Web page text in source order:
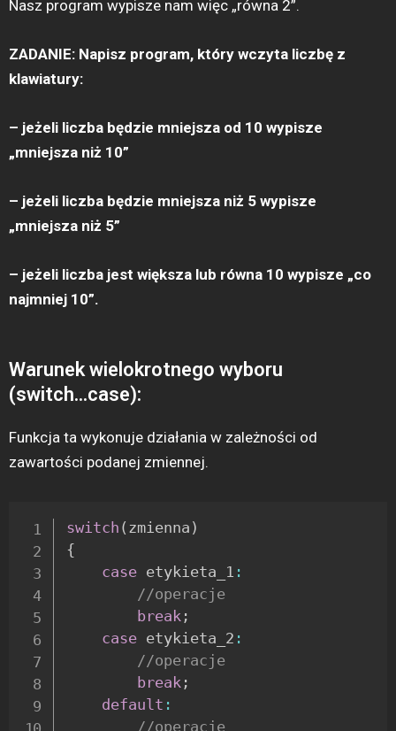
Nasz program wypisze nam więc „równa 2”.
ZADANIE: Napisz program, który wczyta liczbę z
klawiatury:
– jeżeli liczba będzie mniejsza od 10 wypisze
„mniejsza niż 10”
– jeżeli liczba będzie mniejsza niż 5 wypisze
„mniejsza niż 5”
– jeżeli liczba jest większa lub równa 10 wypisze „co
najmniej 10”.
Warunek wielokrotnego wyboru
(switch...case):
Funkcja ta wykonuje działania w zależności od
zawartości podanej zmiennej.
switch ( zmienna )
{
case etykieta_1 :
//operacje
break;
case etykieta_2 :
//operacje
break;
default :
//operacje